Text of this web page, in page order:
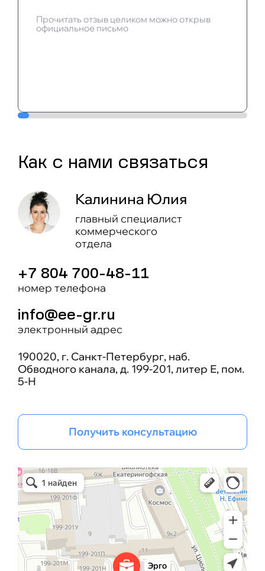
Прочитать отзыв целиком можно открыв
официальное письмо
Как c нами связаться
Калинина Юлия
главный специалист
коммерческого
отдела
+7 804 700-48-11
номер телефона
info@ee-gr.ru
электронный адрес
190020, г. Санкт-Петербург, наб.
Обводного канала, д. 199-201, литер Е, пом.
5-Н
Получить консультацию
Эрго Инжиниринг групп
Бизнес-консалтинг в Санкт‑Петербурге
Проектная организация в Санкт‑Петербурге